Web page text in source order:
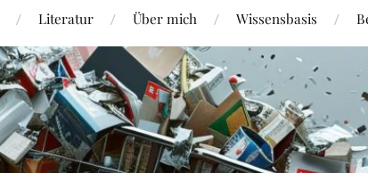
Literatur Über mich Wissensbasis